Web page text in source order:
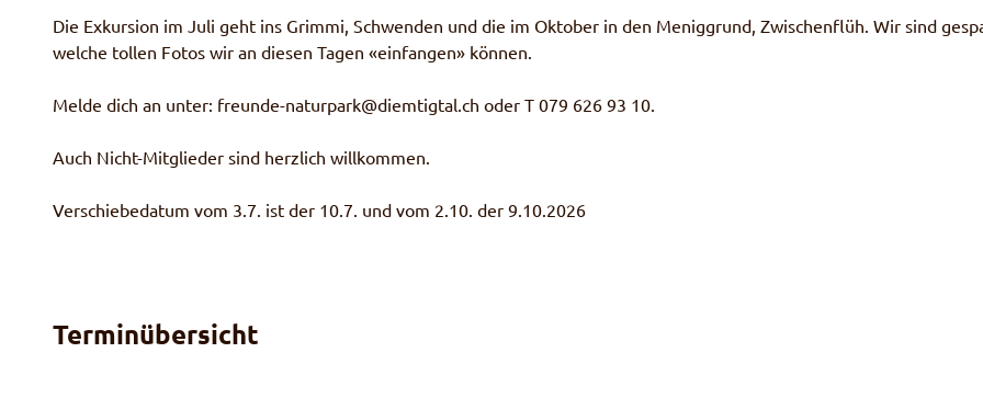
Die Exkursion im Juli geht ins Grimmi, Schwenden und die im Oktober in den Meniggrund, Zwischenflüh. Wir sind
welche tollen Fotos wir an diesen Tagen «einfangen» können.
Melde dich an unter: freunde-naturpark@diemtigtal.ch oder T 079 626 93 10.
Auch Nicht-Mitglieder sind herzlich willkommen.
Verschiebedatum vom 3.7. ist der 10.7. und vom 2.10. der 9.10.2026
Terminübersicht